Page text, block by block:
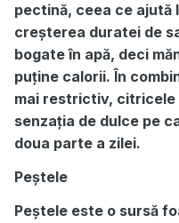
pectină, ceea ce ajută
creșterea duratei de
bogate în apă, deci
puține calorii. În
mai restrictiv,
senzația de dulce pe
doua parte a zilei.
Peștele
Peștele este o sursă